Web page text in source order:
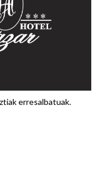
erresalbatuak.